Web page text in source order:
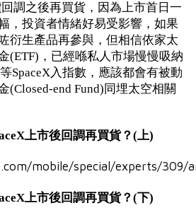
調之後再買貨，因為上市首日一
，投資者情緒好易受影響，如果
衍生產品再參與，但相信依家太
(ETF)，已經喺私人市場慢慢吸納
SpaceX入指數，應該都會有被動
(Closed-end Fund)同埋太空相關
上市後回調再買貨？(上)
mobile/special/experts/309/
上市後回調再買貨？(下)